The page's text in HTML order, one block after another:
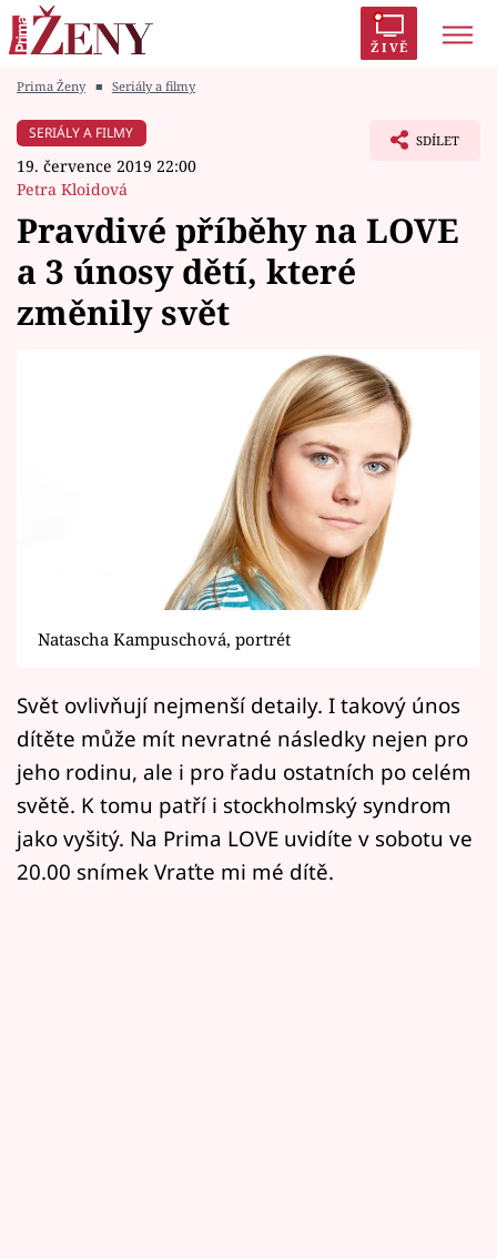
ŽIVĚ
Módní alarm
Témata
Celebrity
Sledujte prima+
Filmový festival Karlovy Vary
Mámy sobě
Přihlášení
Sledujte nás
Prima Ženy ■ Seriály a filmy
SERIÁLY A FILMY
19. července 2019 22:00
Petra Kloidová
SDÍLET
Pravdivé příběhy na LOVE
a 3 únosy dětí, které
změnily svět
Natascha Kampuschová, portrét
Svět ovlivňují nejmenší detaily. I takový únos
dítěte může mít nevratné následky nejen pro
jeho rodinu, ale i pro řadu ostatních po celém
světě. K tomu patří i stockholmský syndrom
jako vyšitý. Na Prima LOVE uvidíte v sobotu ve
20.00 snímek Vraťte mi mé dítě.